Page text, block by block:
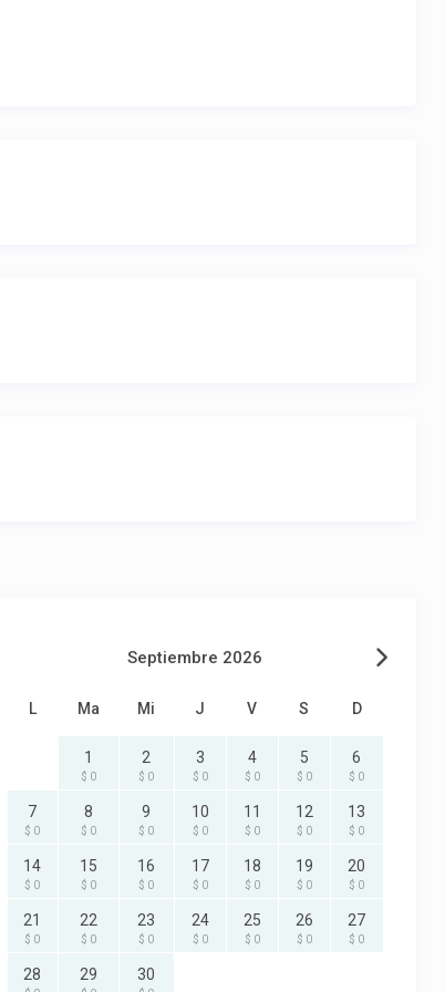
Septiembre 2026
L Ma Mi J V S D
1
$ 0
2
$ 0
3
$ 0
4
$ 0
5
$ 0
6
$ 0
7
$ 0
8
$ 0
9
$ 0
10
$ 0
11
$ 0
12
$ 0
13
$ 0
14
$ 0
15
$ 0
16
$ 0
17
$ 0
18
$ 0
19
$ 0
20
$ 0
21
$ 0
22
$ 0
23
$ 0
24
$ 0
25
$ 0
26
$ 0
27
$ 0
28 29 30